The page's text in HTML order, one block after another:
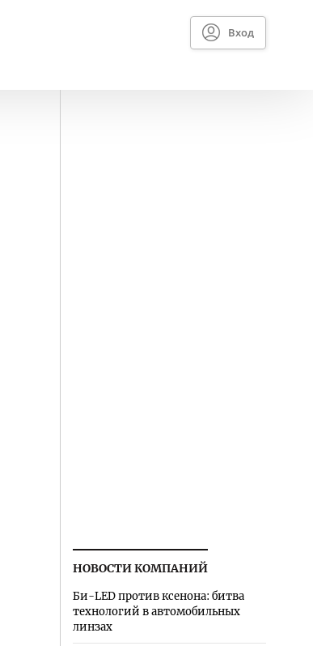
Вход
НОВОСТИ КОМПАНИЙ
Би-LED против ксенона: битва
технологий в автомобильных
линзах